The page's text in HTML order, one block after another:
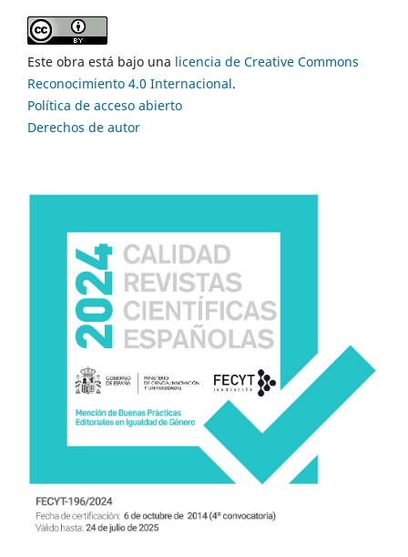
Este obra está bajo una licencia de Creative Commons
Reconocimiento 4.0 Internacional.
Política de acceso abierto
Derechos de autor